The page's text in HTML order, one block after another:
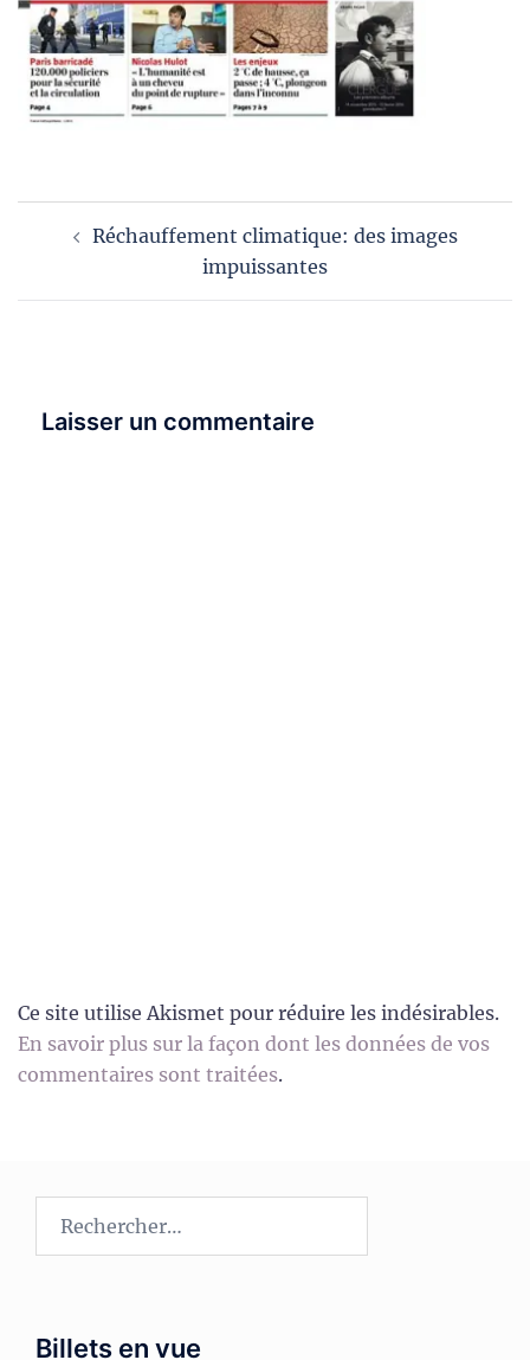
d’articleRéchauffement climatique: des images
impuissantes
Laisser un commentaire
Ce site utilise Akismet pour réduire les indésirables.
En savoir plus sur la façon dont les données de vos
commentaires sont traitées.
Billets en vue